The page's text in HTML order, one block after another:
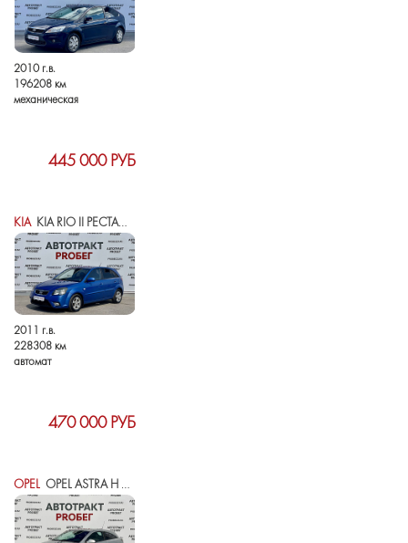
2010 г.в.
196208 км
механическая
445 000 РУБ
KIAKIA RIO II РЕСТАЙЛИНГ
2011 г.в.
228308 км
автомат
470 000 РУБ
OPEL OPEL ASTRA H РЕСТАЙЛИНГ